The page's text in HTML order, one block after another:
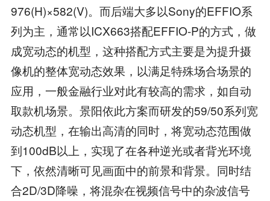
976(H)×582(V)。而后端大多以Sony的EFFIO系
列为主，通常以ICX663搭配EFFIO-P的方式，做
成宽动态的机型，这种搭配方式主要是为提升摄
像机的整体宽动态效果，以满足特殊场合场景的
应用，一般金融行业对此有较高的需求，如自动
取款机场景。景阳依此方案而研发的59/50系列宽
动态机型，在输出高清的同时，将宽动态范围做
到100dB以上，实现了在各种逆光或者背光环境
下，依然清晰可见画面中的前景和背景。同时结
合2D/3D降噪，将混杂在视频信号中的杂波信号